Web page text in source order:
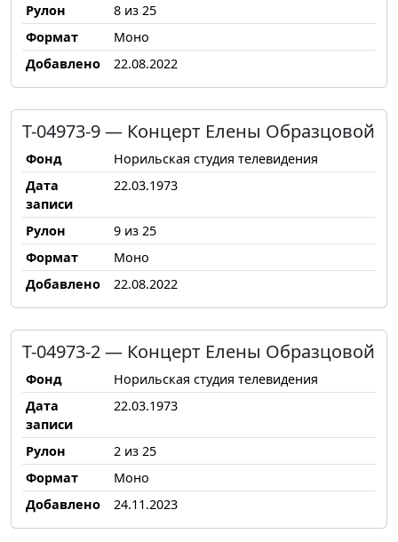
Рулон
8 из 25
Формат
Моно
Добавлено
22.08.2022
Т-04973-9 — Концерт Елены Образцовой
Фонд
Норильская студия телевидения
Дата
записи
22.03.1973
Рулон
9 из 25
Формат
Моно
Добавлено
22.08.2022
Т-04973-2 — Концерт Елены Образцовой
Фонд
Норильская студия телевидения
Дата
записи
22.03.1973
Рулон
2 из 25
Формат
Моно
Добавлено
24.11.2023